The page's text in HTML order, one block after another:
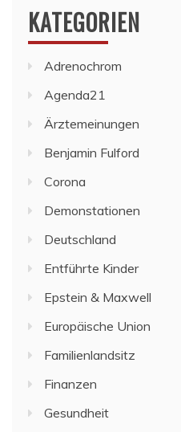
KATEGORIEN
Adrenochrom
Agenda21
Ärztemeinungen
Benjamin Fulford
Corona
Demonstationen
Deutschland
Entführte Kinder
Epstein & Maxwell
Europäische Union
Familienlandsitz
Finanzen
Gesundheit